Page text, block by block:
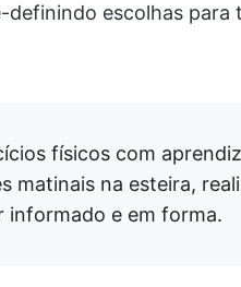
escolhas para
físicos com
matinais na esteira,
informado e em forma.